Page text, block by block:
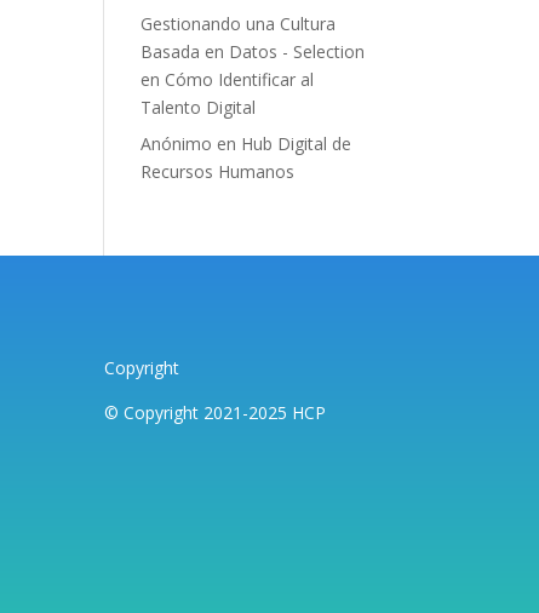
Gestionando una Cultura
Basada en Datos - Selection
en Cómo Identificar al
Talento Digital
Anónimo en Hub Digital de
Recursos Humanos
Copyright
© Copyright 2021-2025 HCP